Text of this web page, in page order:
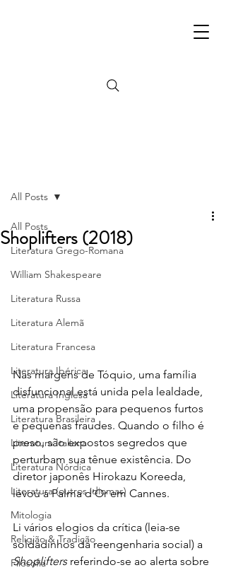
All Posts
Literatura Grego-Romana
William Shakespeare
Literatura Russa
Literatura Alemã
Literatura Francesa
Literatura Ibérica
Literatura Inglesa
Literatura Brasileira
Literatura Italiana
Literatura Nórdica
Literatura (outros idiomas)
Mitologia
Religião & Tradição
Filosofia
All Posts
Shoplifters (2018)
Nas margens de Tóquio, uma família
disfuncional está unida pela lealdade,
uma propensão para pequenos furtos
e pequenas fraudes. Quando o filho é
preso, são expostos segredos que
perturbam sua tênue existência. Do
diretor japonês Hirokazu Koreeda,
levou a Palma d'Or em Cannes.
Li vários elogios da crítica (leia-se
soldadinhos da reengenharia social) a
Shoplifters referindo-se ao alerta sobre